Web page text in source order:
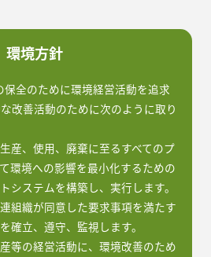
環境方針
保全のために環境経営活動を追求
改善活動のために次のように取り
産、使用、廃棄に至るすべてのプ
環境への影響を最小化するための
システムを構築し、実行します。
組織が同意した要求事項を満たす
確立、遵守、監視します。
等の経営活動に、環境改善のため